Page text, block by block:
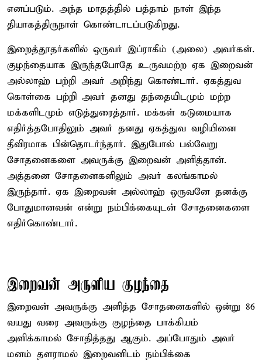
எனப்படும். அந்த மாதத்தில் பத்தாம் நாள் இந்த
தியாகத்திருநாள் கொண்டாடப்படுகிறது.
இறைத்தூதர்களில் ஒருவர் இப்ராகீம் (அலை) அவர்கள்.
குழந்தையாக இருந்தபோதே உருவமற்ற ஏக இறைவன்
அல்லாஹ் பற்றி அவர் அறிந்து கொண்டார். ஏகத்துவ
கொள்கை பற்றி அவர் தனது தந்தையிடமும் மற்ற
மக்களிடமும் எடுத்துரைத்தார். மக்கள் கடுமையாக
எதிர்த்தபோதிலும் அவர் தனது ஏகத்துவ வழியினை
தீவிரமாக பின்தொடர்ந்தார். இதுபோல் பல்வேறு
சோதனைகளை அவருக்கு இறைவன் அளித்தான்.
அத்தனை சோதனைகளிலும் அவர் கலங்காமல்
இருந்தார். ஏக இறைவன் அல்லாஹ் ஒருவனே தனக்கு
போதுமானவன் என்று நம்பிக்கையுடன் சோதனைகளை
எதிர்கொண்டார்.
இறைவன் அருளிய குழந்தை
இறைவன் அவருக்கு அளித்த சோதனைகளில் ஒன்று 86
வயது வரை அவருக்கு குழந்தை பாக்கியம்
அளிக்காமல் சோதித்தது ஆகும். அப்போதும் அவர்
மனம் தளராமல் இறைவனிடம் நம்பிக்கை